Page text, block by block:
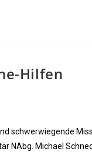
Hilfen
schwerwiegende
NAbg. Michael